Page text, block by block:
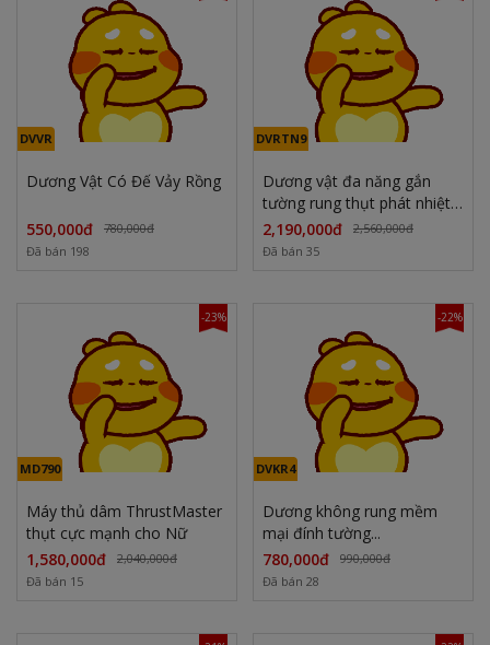
DVVR
Dương Vật Có Đế Vảy Rồng
550,000đ
780,000đ
Đã bán 198
DVRTN9
Dương vật đa năng gắn
tường rung thụt phát nhiệt
có điều khiển từ xa
2,190,000đ
2,560,000đ
Đã bán 35
-23%
MD790
Máy thủ dâm ThrustMaster
thụt cực mạnh cho Nữ
1,580,000đ
2,040,000đ
Đã bán 15
-22%
DVKR4
Dương không rung mềm
mại đính tường...
780,000đ
990,000đ
Đã bán 28